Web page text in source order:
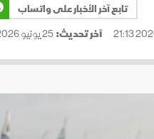
تابع آخر الأخبار على واتساب
آخر تحديث:25 يونيو 2026 21:13